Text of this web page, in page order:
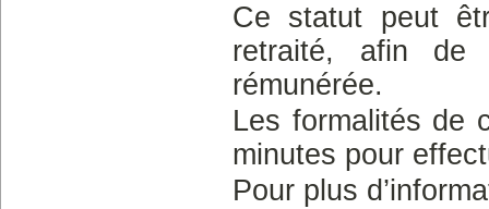
Ce statut peut
retraité, afin de
rémunérée.
Les formalités de
minutes pour
Pour plus